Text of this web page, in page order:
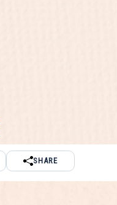
SHARE